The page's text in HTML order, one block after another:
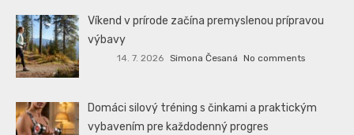
Víkend v prírode začína premyslenou prípravou
výbavy
14. 7. 2026 Simona Česaná No comments
Domáci silový tréning s činkami a praktickým
vybavením pre každodenný progres